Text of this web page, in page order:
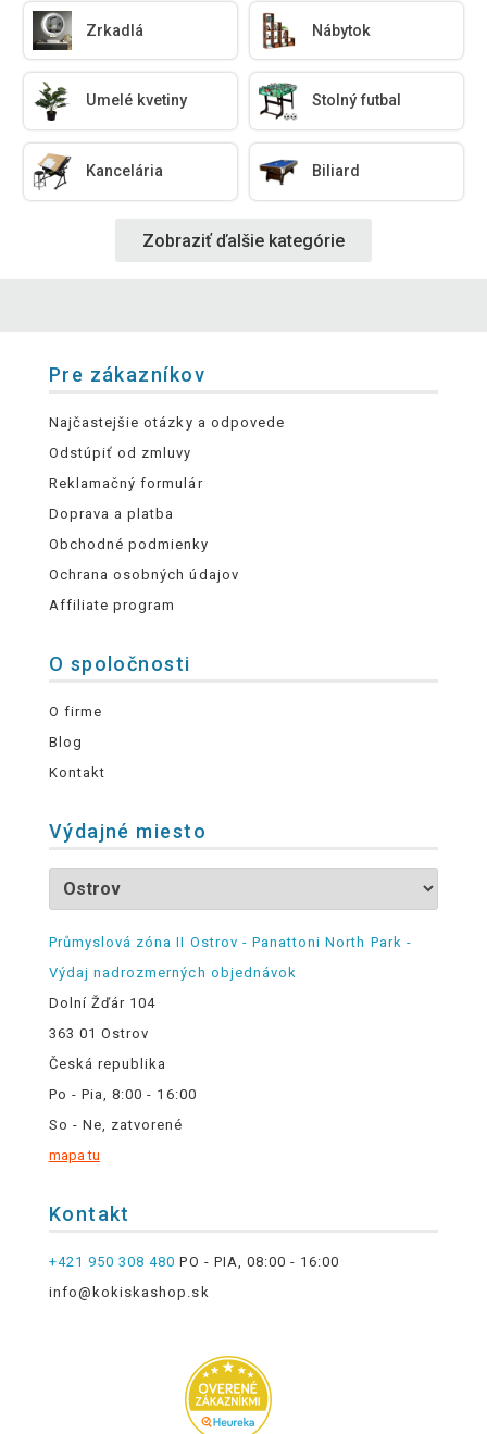
Zrkadlá Nábytok
Umelé kvetiny Stolný futbal
Kancelária Biliard
Zobraziť ďalšie kategórie
Pre zákazníkov
Najčastejšie otázky a odpovede
Odstúpiť od zmluvy
Reklamačný formulár
Doprava a platba
Obchodné podmienky
Ochrana osobných údajov
Affiliate program
O spoločnosti
O firme
Blog
Kontakt
Výdajné miesto
Průmyslová zóna II Ostrov - Panattoni North Park -
Výdaj nadrozmerných objednávok
Dolní Žďár 104
363 01 Ostrov
Česká republika
Po - Pia, 8:00 - 16:00
So - Ne, zatvorené
mapa tu
Kontakt
+421 950 308 480 PO - PIA, 08:00 - 16:00
info@kokiskashop.sk